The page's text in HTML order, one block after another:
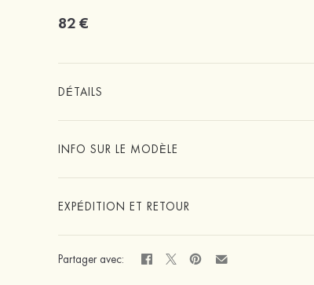
82 €
DÉTAILS
INFO SUR LE MODÈLE
EXPÉDITION ET RETOUR
Partager avec: